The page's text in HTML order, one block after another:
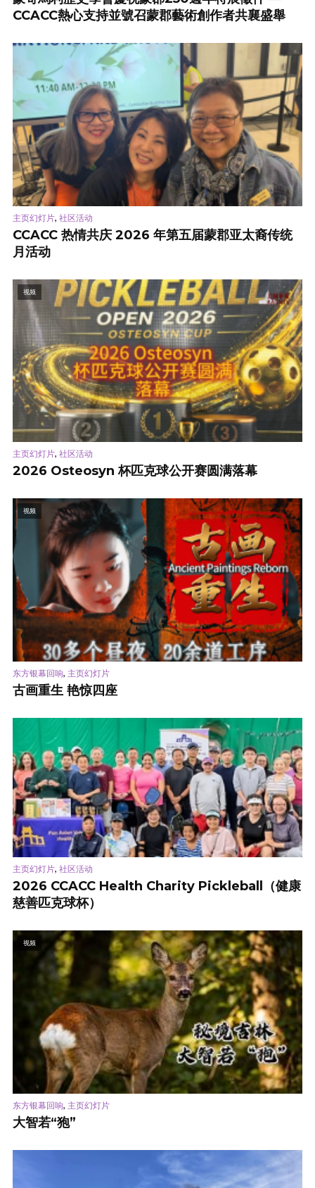
CCACC熱心支持並號召蒙郡藝術創作者共襄盛舉
主页幻灯片, 社区活动
CCACC 热情共庆 2026 年第五届蒙郡亚太裔传统
月活动
视频
主页幻灯片, 社区活动
2026 Osteosyn 杯匹克球公开赛圆满落幕
视频
东方银幕回响, 主页幻灯片
古画重生 艳惊四座
主页幻灯片, 社区活动
2026 CCACC Health Charity Pickleball（健康
慈善匹克球杯）
视频
东方银幕回响, 主页幻灯片
大智若“狍”